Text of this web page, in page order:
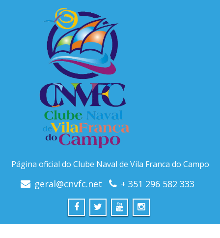
Página oficial do Clube Naval de Vila Franca do Campo
geral@cnvfc.net + 351 296 582 333